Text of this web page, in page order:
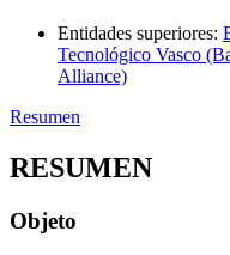
Entidades superiores:
Tecnológico Vasco
Alliance)
Resumen
RESUMEN
Objeto